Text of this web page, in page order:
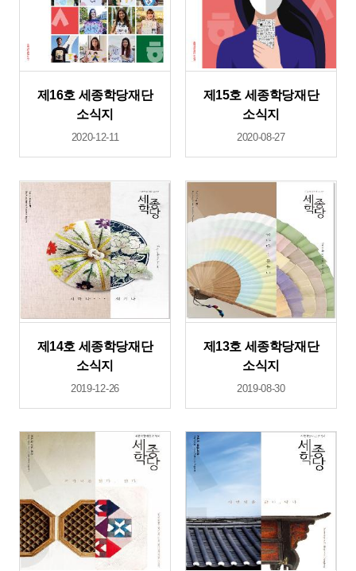
제16호 세종학당재단
소식지
2020-12-11
제15호 세종학당재단
소식지
2020-08-27
제14호 세종학당재단
소식지
2019-12-26
제13호 세종학당재단
소식지
2019-08-30